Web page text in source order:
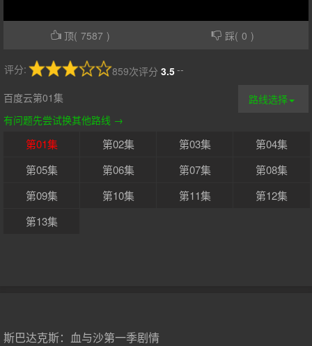
顶( 7587 ) 踩( 0 )
评分: 3.5
859次评分 --
路线选择
百度云第01集
有问题先尝试换其他路线 →
第01集 第02集 第03集
第04集
第05集
第06集 第07集
第08集
第09集
第10集 第11集
第12集
第13集
斯巴达克斯：血与沙第一季剧情